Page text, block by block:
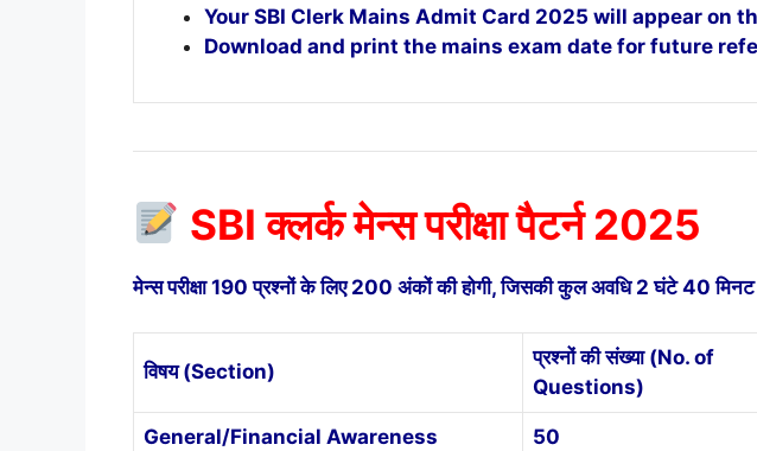
Your SBI Clerk Mains Admit Card 2025 will appear on
Download and print the mains exam date for future
SBI क्लर्क मेन्स परीक्षा पैटर्न 2025
मेन्स परीक्षा 190 प्रश्नों के लिए 200 अंकों की होगी, जिसकी कुल अवधि 2 घंटे 40 मिनट
विषय (Section)
प्रश्नों की संख्या (No. of
Questions)
General/Financial Awareness 50